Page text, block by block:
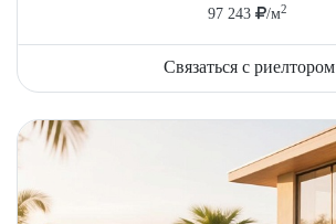
97 243 /м2
Связаться с риелтором